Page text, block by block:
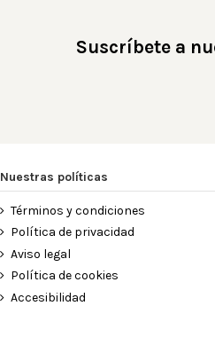
Suscríbete a
Nuestras políticas
Términos y condiciones
Política de privacidad
Aviso legal
Política de cookies
Accesibilidad